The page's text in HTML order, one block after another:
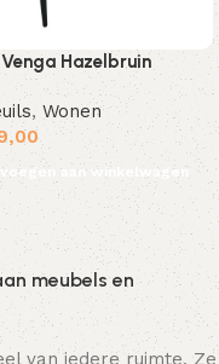
Hazelbruin
, Wonen
aan winkelwagen
meubels en
van iedere ruimte. Ze